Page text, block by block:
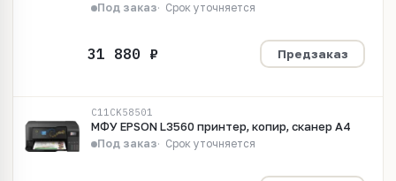
Под заказ
Срок уточняется
Предзаказ
C11CK58501
МФУ EPSON L3560 принтер, копир, сканер А4
Под заказ Срок уточняется